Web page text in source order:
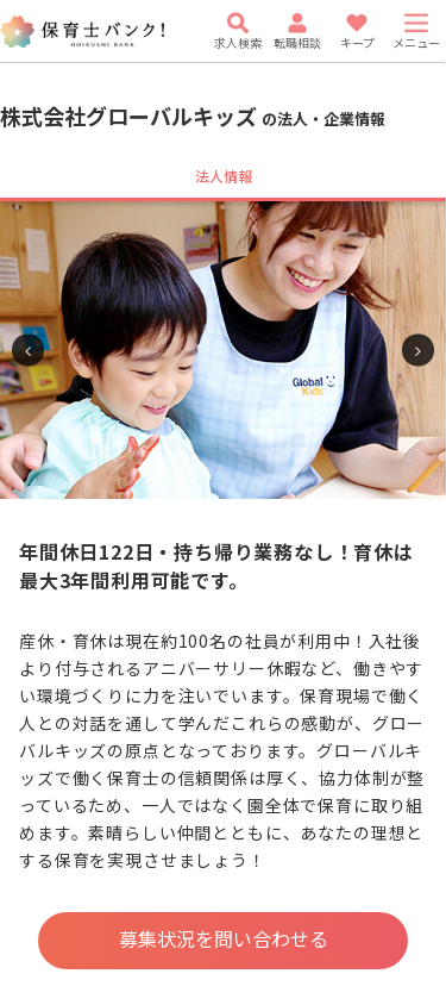
求人検索 転職相談 キープ メニュー
株式会社グローバルキッズ の法人・企業情報
法人情報
年間休日122日・持ち帰り業務なし！育休は
最大3年間利用可能です。
産休・育休は現在約100名の社員が利用中！入社後
より付与されるアニバーサリー休暇など、働きやす
い環境づくりに力を注いでいます。保育現場で働く
人との対話を通して学んだこれらの感動が、グロー
バルキッズの原点となっております。グローバルキ
ッズで働く保育士の信頼関係は厚く、協力体制が整
っているため、一人ではなく園全体で保育に取り組
めます。素晴らしい仲間とともに、あなたの理想と
する保育を実現させましょう！
募集状況を問い合わせる